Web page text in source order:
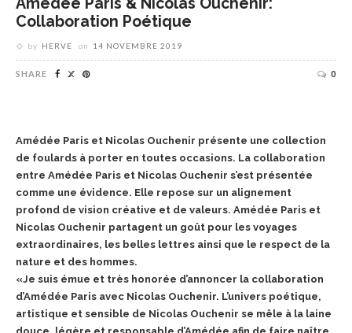
Amédée Paris & Nicolas Ouchenir:
Collaboration Poétique
by HERVE on 14 NOVEMBRE 2019
SHARE 0
Amédée Paris et Nicolas Ouchenir présente une collection
de foulards à porter en toutes occasions. La collaboration
entre Amédée Paris et Nicolas Ouchenir s’est présentée
comme une évidence. Elle repose sur un alignement
profond de vision créative et de valeurs. Amédée Paris et
Nicolas Ouchenir partagent un goût pour les voyages
extraordinaires, les belles lettres ainsi que le respect de la
nature et des hommes.
«Je suis émue et très honorée d’annoncer la collaboration
d’Amédée Paris avec Nicolas Ouchenir. L’univers poétique,
artistique et sensible de Nicolas Ouchenir se mêle à la laine